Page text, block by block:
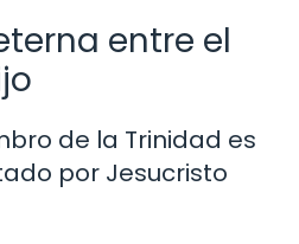
entre el
de la Trinidad es
por Jesucristo